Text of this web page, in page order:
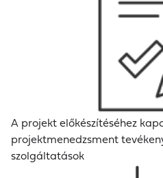
A projekt előkészítéséhez
projektmenedzsment
szolgáltatások